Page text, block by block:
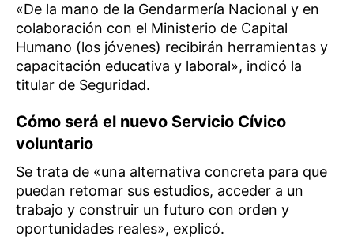
«De la mano de la Gendarmería Nacional y en
colaboración con el Ministerio de Capital
Humano (los jóvenes) recibirán herramientas y
capacitación educativa y laboral», indicó la
titular de Seguridad.
Cómo será el nuevo Servicio Cívico
voluntario
Se trata de «una alternativa concreta para que
puedan retomar sus estudios, acceder a un
trabajo y construir un futuro con orden y
oportunidades reales», explicó.